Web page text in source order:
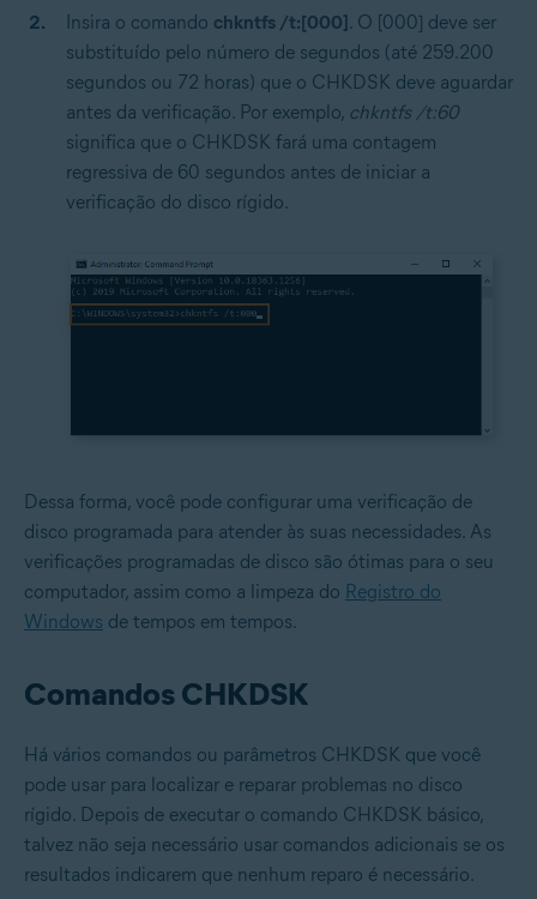
Insira o comando chkntfs /t:[000]. O [000] deve ser
substituído pelo número de segundos (até 259.200
segundos ou 72 horas) que o CHKDSK deve aguardar
antes da verificação. Por exemplo, chkntfs /t:60
significa que o CHKDSK fará uma contagem
regressiva de 60 segundos antes de iniciar a
verificação do disco rígido.
Dessa forma, você pode configurar uma verificação de
disco programada para atender às suas necessidades. As
verificações programadas de disco são ótimas para o seu
computador, assim como a limpeza do Registro do
Windows de tempos em tempos.
Comandos CHKDSK
Há vários comandos ou parâmetros CHKDSK que você
pode usar para localizar e reparar problemas no disco
rígido. Depois de executar o comando CHKDSK básico,
talvez não seja necessário usar comandos adicionais se os
resultados indicarem que nenhum reparo é necessário.